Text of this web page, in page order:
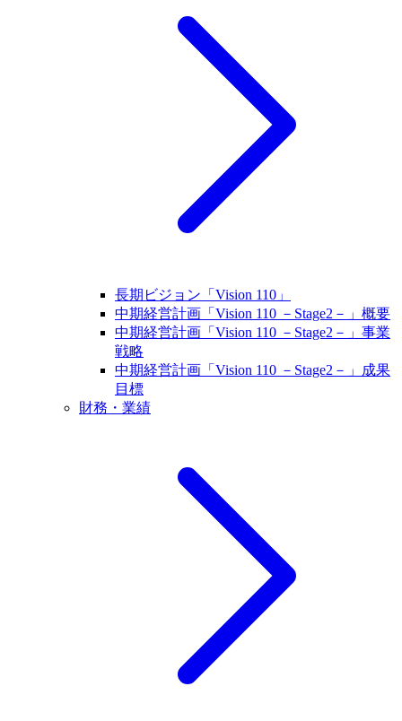
長期ビジョン「Vision 110」
中期経営計画「Vision 110 －Stage2－」概要
中期経営計画「Vision 110 －Stage2－」事業
戦略
中期経営計画「Vision 110 －Stage2－」成果
目標
財務・業績